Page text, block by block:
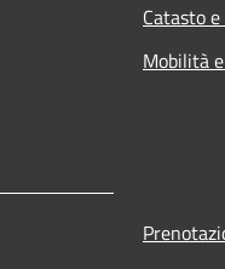
Catasto
Mobilità